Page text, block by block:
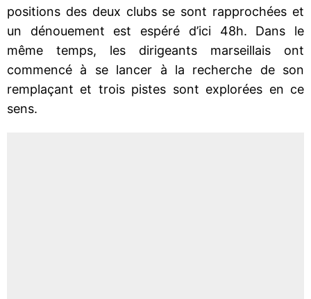
positions des deux clubs se sont rapprochées et
un dénouement est espéré d’ici 48h. Dans le
même temps, les dirigeants marseillais ont
commencé à se lancer à la recherche de son
remplaçant et trois pistes sont explorées en ce
sens.